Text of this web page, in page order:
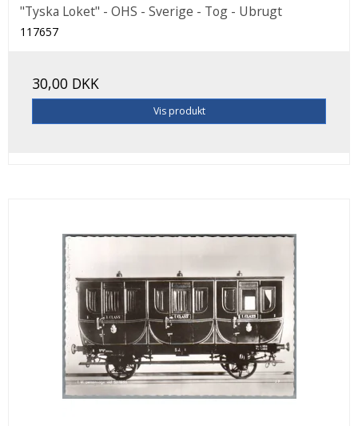
"Tyska Loket" - OHS - Sverige - Tog - Ubrugt
117657
30,00 DKK
Vis produkt